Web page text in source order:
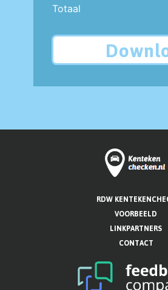
Totaal
RDW
VOORBEELD
LINKPARTNERS
CONTACT